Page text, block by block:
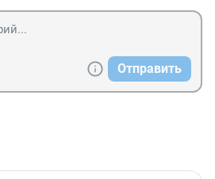
Отправить